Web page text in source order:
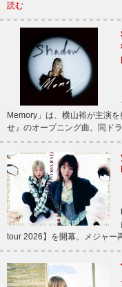
読む
Memory」は、横山裕が主演
せ』のオープニング曲。同ド
tour 2026】を開幕。メジャ